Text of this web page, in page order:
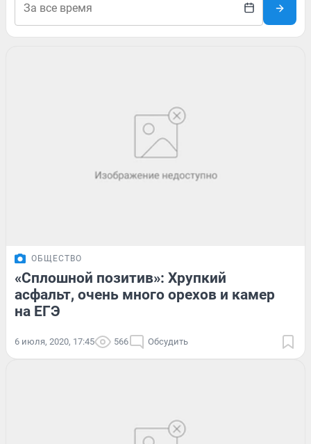
ОБЩЕСТВО
«Сплошной позитив»: Хрупкий
асфальт, очень много орехов и камер
на ЕГЭ
6 июля, 2020, 17:45 566 Обсудить